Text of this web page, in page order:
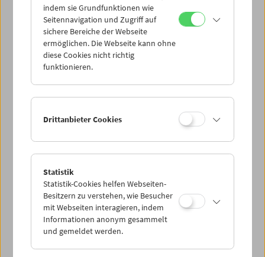
In memoriam Gerhard Jagschitz:
Buchpräsentation
indem sie Grundfunktionen wie
Seitennavigation und Zugriff auf
sichere Bereiche der Webseite
ermöglichen. Die Webseite kann ohne
diese Cookies nicht richtig
funktionieren.
Drittanbieter Cookies
Statistik
Statistik-Cookies helfen Webseiten-
Besitzern zu verstehen, wie Besucher
mit Webseiten interagieren, indem
Informationen anonym gesammelt
und gemeldet werden.